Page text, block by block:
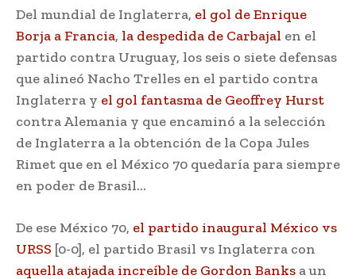
Del mundial de Inglaterra, el gol de Enrique
Borja a Francia, la despedida de Carbajal en el
partido contra Uruguay, los seis o siete defensas
que alineó Nacho Trelles en el partido contra
Inglaterra y el gol fantasma de Geoffrey Hurst
contra Alemania y que encaminó a la selección
de Inglaterra a la obtención de la Copa Jules
Rimet que en el México 70 quedaría para siempre
en poder de Brasil…
De ese México 70, el partido inaugural México vs
URSS [0-0], el partido Brasil vs Inglaterra con
aquella atajada increíble de Gordon Banks a un